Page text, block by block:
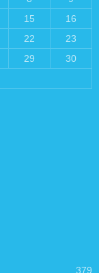
15
16
22
23
29
30
379